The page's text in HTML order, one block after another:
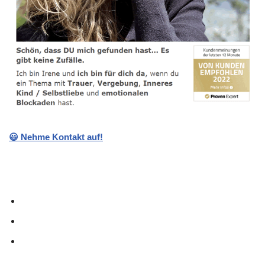
😃 Nehme Kontakt auf!